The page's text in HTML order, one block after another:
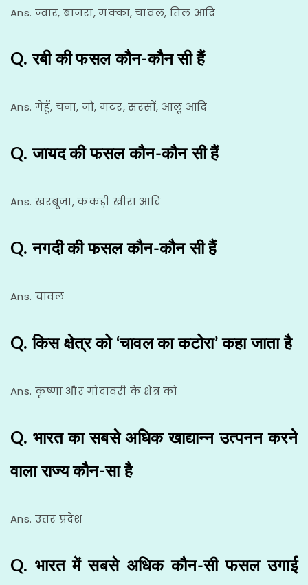
Ans. ज्वार, बाजरा, मक्का, चावल, तिल आदि
Q. रबी की फसल कौन-कौन सी हैं
Ans. गेहूँ, चना, जौ, मटर, सरसों, आलू आदि
Q. जायद की फसल कौन-कौन सी हैं
Ans. खरबूजा, ककड़ी खीरा आदि
Q. नगदी की फसल कौन-कौन सी हैं
Ans. चावल
Q. किस क्षेत्र को ‘चावल का कटोरा’ कहा जाता है
Ans. कृष्णा और गोदावरी के क्षेत्र को
Q. भारत का सबसे अधिक खाद्यान्न उत्पनन करने
वाला राज्य कौन-सा है
Ans. उत्तर प्रदेश
Q. भारत में सबसे अधिक कौन-सी फसल उगाई